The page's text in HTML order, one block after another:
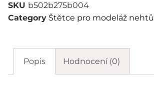
SKU b502b275b004
Category Štětce pro modeláž nehtů
Popis Hodnocení (0)